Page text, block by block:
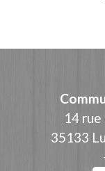
14
35133